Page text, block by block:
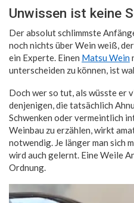
Unwissen ist keine
Der absolut schlimmste
noch nichts über Wein weiß,
ein Experte. Einen Matsu Wein
unterscheiden zu können, ist
Doch wer so tut, als wüsste er
denjenigen, die tatsächlich
Schwenken oder vermeintlich
Weinbau zu erzählen, wirkt
notwendig. Je länger man sich
wird auch gelernt. Eine Weile
Ordnung.